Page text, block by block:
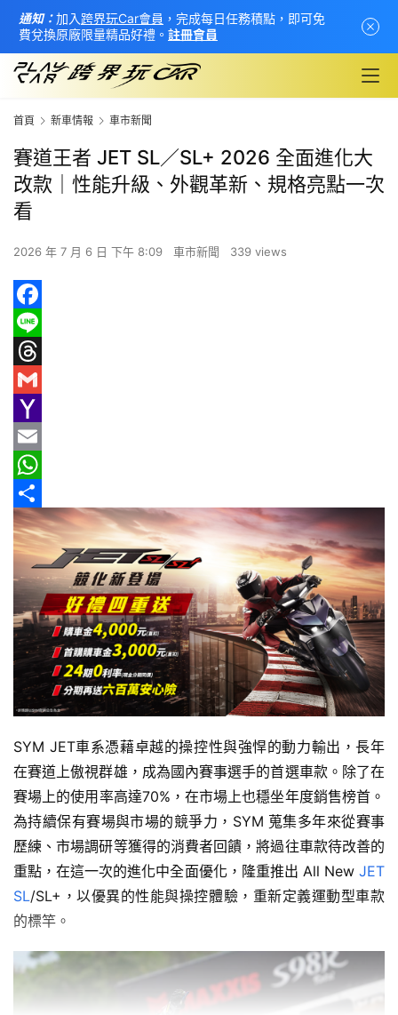
首
頁
新
車
情
報
車
輛
空
間
實
測
汽
車
機
車
試
駕
影
音
台
灣
車
與
首頁 新車情報 車市新聞
賽道王者 JET SL／SL+ 2026 全面進化大
改款｜性能升級、外觀革新、規格亮點一次
看
2026 年 7 月 6 日 下午 8:09 車市新聞 339 views
F
a
c
b
o
o
k
L
e
T
r
e
a
d
s
G
m
a
l
Y
a
h
o
o
M
a
i
l
E
m
a
i
l
W
h
a
t
s
A
p
p
分
享
SYM JET車系憑藉卓越的操控性與強悍的動力輸出，長年
在賽道上傲視群雄，成為國內賽事選手的首選車款。除了在
賽場上的使用率高達70%，在市場上也穩坐年度銷售榜首。
為持續保有賽場與市場的競爭力，SYM 蒐集多年來從賽事
歷練、市場調研等獲得的消費者回饋，將過往車款待改善的
重點，在這一次的進化中全面優化，隆重推出 All New JET
SL/SL+，以優異的性能與操控體驗，重新定義運動型車款
的標竿。
通知：加入 跨界玩Car會員 ，完成每日任務積點，即可免
費兌換原廠限量精品好禮。 註冊會員